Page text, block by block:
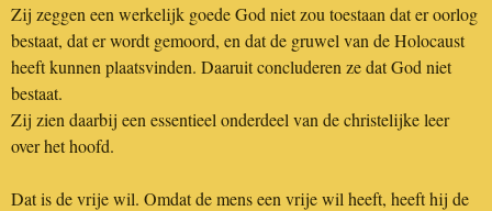
Zij zeggen een werkelijk goede God niet zou toestaan dat er oorlog
bestaat, dat er wordt gemoord, en dat de gruwel van de Holocaust
heeft kunnen plaatsvinden. Daaruit concluderen ze dat God niet
bestaat.
Zij zien daarbij een essentieel onderdeel van de christelijke leer
over het hoofd.
Dat is de vrije wil. Omdat de mens een vrije wil heeft, heeft hij de